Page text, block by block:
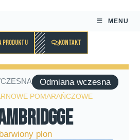
MENU
PRODUKTU KONTAKT
Odmiana wczesna
POMARAŃCZOWE
plon